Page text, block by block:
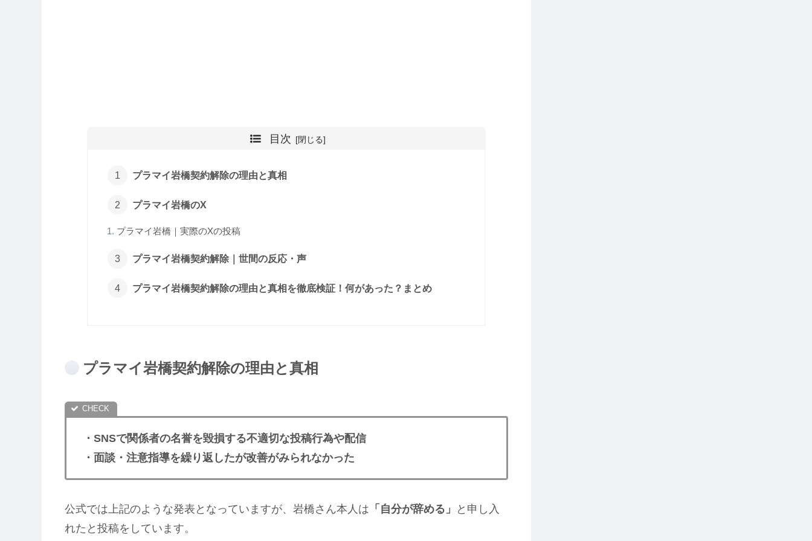
目次
プラマイ岩橋契約解除の理由と真相
プラマイ岩橋のX
プラマイ岩橋｜実際のXの投稿
プラマイ岩橋契約解除｜世間の反応・声
プラマイ岩橋契約解除の理由と真相を徹底検証！何があった？まとめ
プラマイ岩橋契約解除の理由と真相
・SNSで関係者の名誉を毀損する不適切な投稿行為や配信
・面談・注意指導を繰り返したが改善がみられなかった
公式では上記のような発表となっていますが、岩橋さん本人は 「自分が辞める」
と申し入
れたと投稿をしています。